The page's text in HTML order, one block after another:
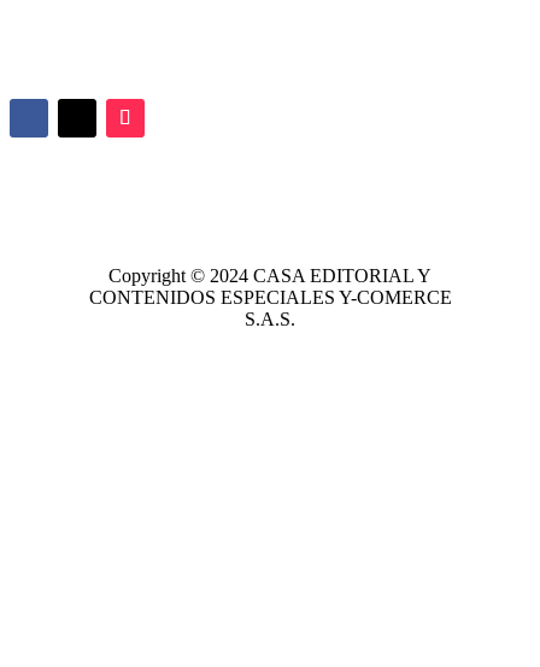
Copyright © 2024 CASA EDITORIALY
CONTENIDOS ESPECIALES Y-COMERCE
S.A.S.